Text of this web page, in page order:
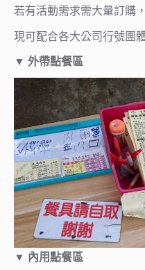
若有活動需求需大量訂購
現可配合各大公司行號團
▼ 外帶點餐區
▼ 內用點餐區